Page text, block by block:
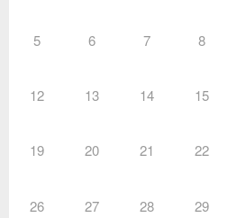
5 6 7 8
12 13 14 15
19 20 21 22
26 27 28 29